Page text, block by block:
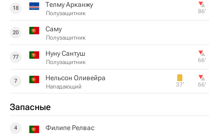
18 Телму Арканжу
Полузащитник 86‎’‎
20 Саму
Полузащитник
77 Нуну Сантуш
Полузащитник 66‎’‎
7 Нельсон Оливейра
Нападающий 37‎’‎ 66‎’‎
Запасные
4 Филипе Релвас